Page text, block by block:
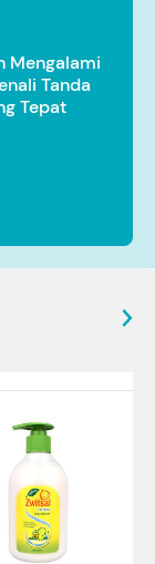
Mengalami
Tanda
Tepat